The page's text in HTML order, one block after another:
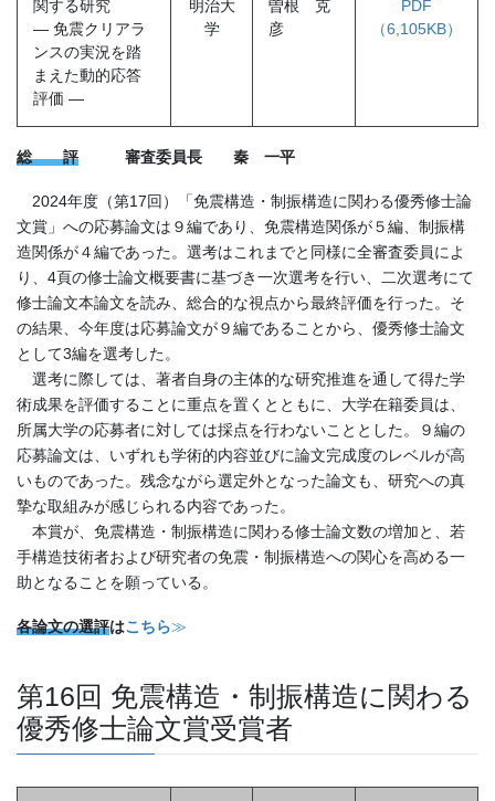
関する研究
― 免震クリアラ
ンスの実況を踏
まえた動的応答
評価 ―
明治大
学
曽根 克
彦
PDF
（6,105KB）
総 評 審査委員長 秦 一平
2024年度（第17回）「免震構造・制振構造に関わる優秀修士論
文賞」への応募論文は９編であり、免震構造関係が５編、制振構
造関係が４編であった。選考はこれまでと同様に全審査委員によ
り、4頁の修士論文概要書に基づき一次選考を行い、二次選考にて
修士論文本論文を読み、総合的な視点から最終評価を行った。そ
の結果、今年度は応募論文が９編であることから、優秀修士論文
として3編を選考した。
選考に際しては、著者自身の主体的な研究推進を通して得た学
術成果を評価することに重点を置くとともに、大学在籍委員は、
所属大学の応募者に対しては採点を行わないこととした。９編の
応募論文は、いずれも学術的内容並びに論文完成度のレベルが高
いものであった。残念ながら選定外となった論文も、研究への真
摯な取組みが感じられる内容であった。
本賞が、免震構造・制振構造に関わる修士論文数の増加と、若
手構造技術者および研究者の免震・制振構造への関心を高める一
助となることを願っている。
各論文の選評はこちら≫
第16回 免震構造・制振構造に関わる
優秀修士論文賞受賞者